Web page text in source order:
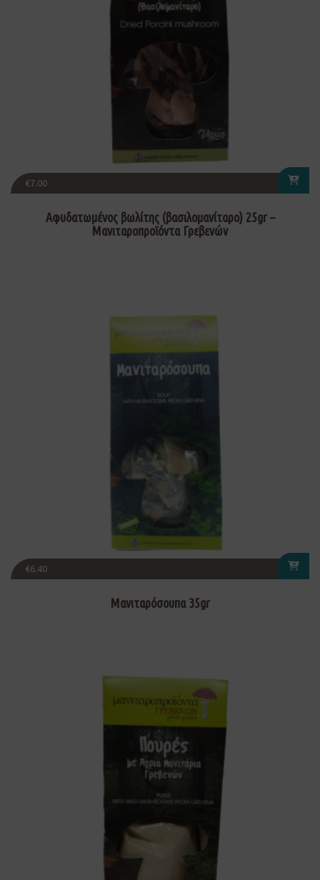
€7.00
Αφυδατωμένος βωλίτης (βασιλομανίταρο) 25gr –
Μανιταροπροϊόντα Γρεβενών
€6.40
Μανιταρόσουπα 35gr